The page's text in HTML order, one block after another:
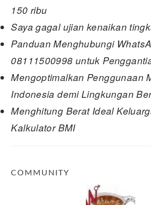
150 ribu
Saya gagal ujian kenaikan
Panduan Menghubungi
08111500998 untuk
Mengoptimalkan Penggunaan
Indonesia demi Lingkungan
Menghitung Berat Ideal
Kalkulator BMI
COMMUNITY